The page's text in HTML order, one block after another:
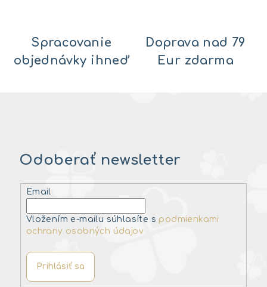
Spracovanie
objednávky ihneď
Doprava nad 79
Eur zdarma
Odoberať newsletter
Email
Vložením e-mailu súhlasíte s podmienkami
ochrany osobných údajov
Prihlásiť sa